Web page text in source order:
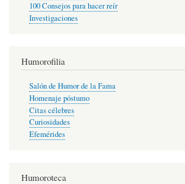
100 Consejos para hacer reír
Investigaciones
Humorofilia
Salón de Humor de la Fama
Homenaje póstumo
Citas célebres
Curiosidades
Efemérides
Humoroteca